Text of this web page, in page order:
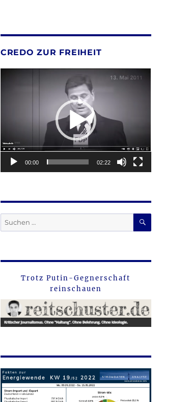
CREDO ZUR FREIHEIT
00:00 02:22
Suche
nach:
SUCHEN
Trotz Putin-Gegnerschaft
reinschauen